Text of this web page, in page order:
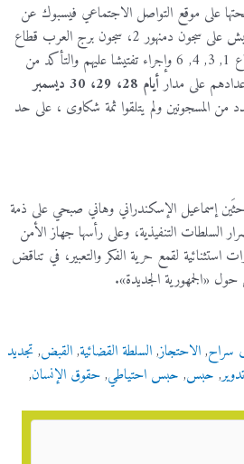
على موقع التواصل الاجتماعي فيسبوك عن
قيام فريق منها بإجراء تفتيش على سجون دمنهور 2، سجون برج العرب قطاع
1, 2 وسجون 15 مايو قطاع 1, 3, 4, 6 وإجراء تفتيشا عليهم والتأكد من
على مدارأيام 28، 29، 30 ديسمبر
لعدد من المسجونين ولم يتلقوا ثمة شكاوى ، على حد
إسماعيل الإسكندراني وهاني صبحي على ذمة
السلطات التنفيذية، وعلى رأسها جهاز الأمن
استثنائية لقمع حرية الفكر والتعبير، في تناقض
«الجمهورية الجديدة».
سراح,الاحتجاز,السلطة القضائية,القبض,تجديد
تدوير, حبس, حبس احتياطي,حقوق الإنسان,